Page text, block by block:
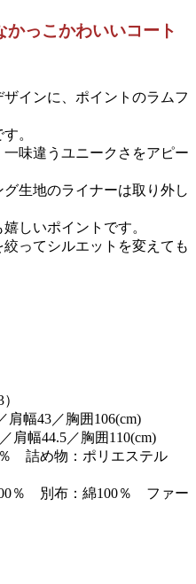
っこかわいいコート
インに、ポイントのラムフ
。
味違うユニークさをアピー
生地のライナーは取り外し
しいポイントです。
ってシルエットを変えても
肩幅43／胸囲106(cm)
44.5／胸囲110(cm)
詰め物：ポリエステル
別布：綿100％ ファー